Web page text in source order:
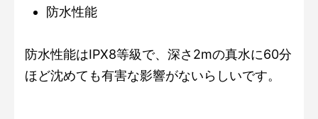
防水性能
防水性能はIPX8等級で、深さ2mの真水に60分
ほど沈めても有害な影響がないらしいです。